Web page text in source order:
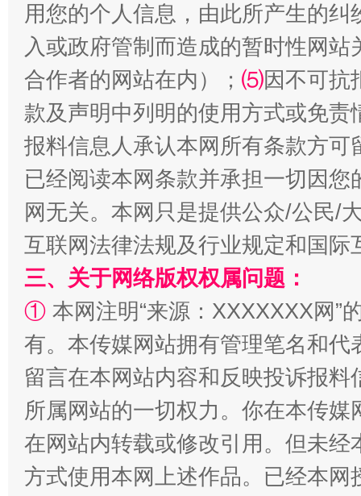
漫山遍野的桃花与雪山、麦地、白藏房 除
招工难、用工荒背后
用您的个人信息，由此所产生的纠
入或政府管制而造成的暂时性网
合作者的网站在内）； ⑸因不可抗
款及声明中列明的使用方式或免责
报料信息人承认本网所有条款方
已经阅读本网条款并承担一切因
网无关。本网只是提供公众/公民/
互联网法律法规及行业规定和国
三、关于网络版权权属问题：
① 本网注明“来源：XXXXXXX网”
有。本传媒网站拥有管理笔名和
留言在本网站内容和反映投诉报
所属网站的一切权力。你在本传
在网站内转载或修改引用。但未
方式使用本网上述作品。已经本